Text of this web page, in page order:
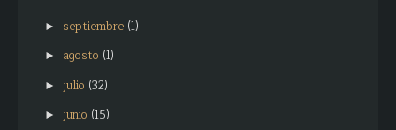
► septiembre (1)
► agosto (1)
► julio (32)
► junio (15)